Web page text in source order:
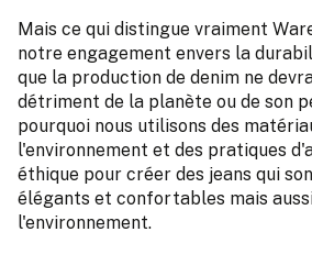
Mais ce qui distingue vraiment
notre engagement envers la
que la production de denim ne
détriment de la planète ou de son
pourquoi nous utilisons des
l'environnement et des pratiques
éthique pour créer des jeans qui
élégants et confortables mais
l'environnement.